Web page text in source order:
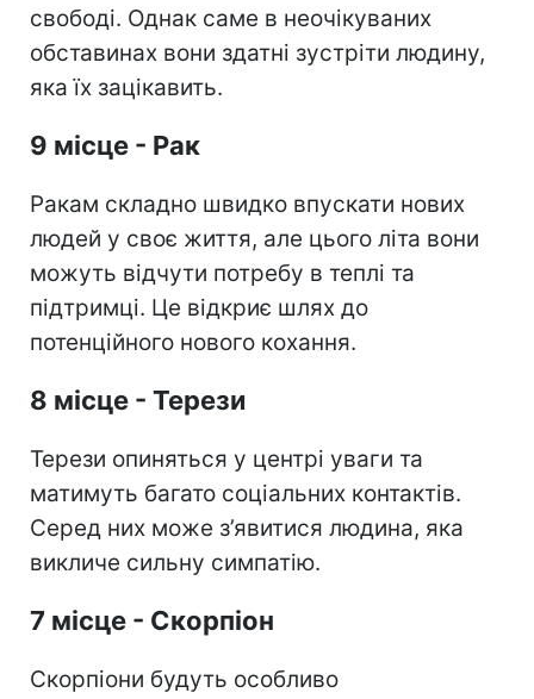
свободі. Однак саме в неочікуваних
обставинах вони здатні зустріти людину,
яка їх зацікавить.
9 місце - Рак
Ракам складно швидко впускати нових
людей у своє життя, але цього літа вони
можуть відчути потребу в теплі та
підтримці. Це відкриє шлях до
потенційного нового кохання.
8 місце - Терези
Терези опиняться у центрі уваги та
матимуть багато соціальних контактів.
Серед них може з’явитися людина, яка
викличе сильну симпатію.
7 місце - Скорпіон
Скорпіони будуть особливо